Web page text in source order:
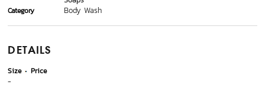
Category Body Wash
DETAILS
Size
Price
-